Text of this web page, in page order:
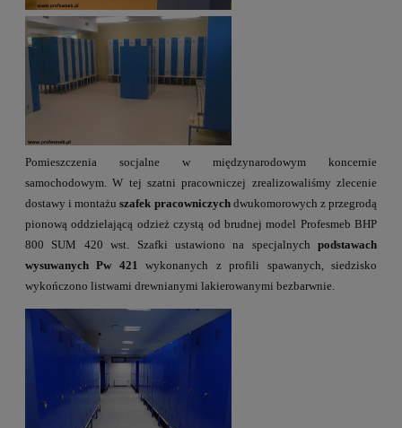
Pomieszczenia socjalne w międzynarodowym koncernie
samochodowym. W tej szatni pracowniczej zrealizowaliśmy zlecenie
dostawy i montażu szafek pracowniczychdwukomorowych z przegrodą
pionową oddzielającą odzież czystą od brudnej model Profesmeb BHP
800 SUM 420 wst. Szafki ustawiono na specjalnych podstawach
wysuwanych Pw 421
wykonanych z profili spawanych, siedzisko
wykończono listwami drewnianymi lakierowanymi bezbarwnie.